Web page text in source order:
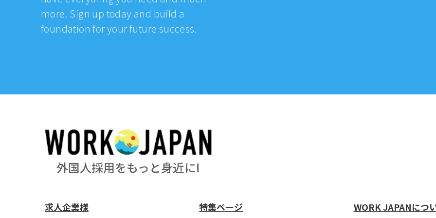
more. Sign up today and build a
foundation for your future success.
外国人採用をもっと身近に!
求人企業様 特集ページ WORK JAPANにつ